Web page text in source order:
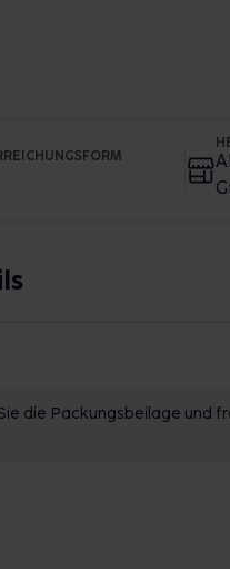
die Packungsbeilage und